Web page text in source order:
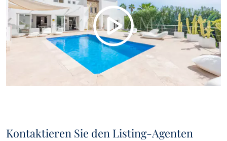
Kontaktieren Sie den Listing-Agenten